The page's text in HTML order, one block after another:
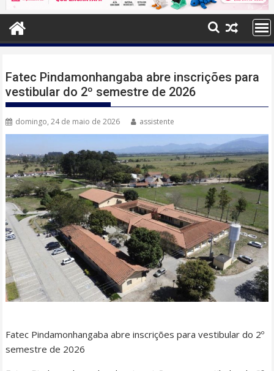
Fatec Pindamonhangaba abre inscrições para
vestibular do 2º semestre de 2026
domingo, 24 de maio de 2026 assistente
Fatec Pindamonhangaba abre inscrições para vestibular do 2º
semestre de 2026